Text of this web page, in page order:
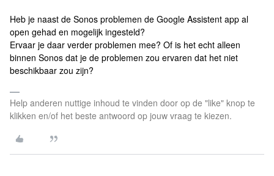
Heb je naast de Sonos problemen de Google Assistent app al
open gehad en mogelijk ingesteld?
Ervaar je daar verder problemen mee? Of is het echt alleen
binnen Sonos dat je de problemen zou ervaren dat het niet
beschikbaar zou zijn?
Help anderen nuttige inhoud te vinden door op de "like" knop te
klikken en/of het beste antwoord op jouw vraag te kiezen.